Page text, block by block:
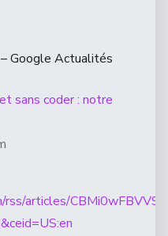
Google Actualités
sans coder : notre
rss/articles/